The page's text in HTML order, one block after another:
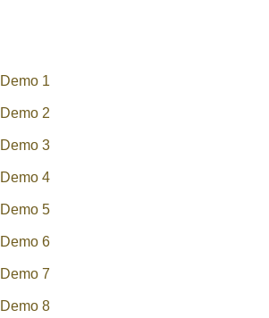
Demo 1
Demo 2
Demo 3
Demo 4
Demo 5
Demo 6
Demo 7
Demo 8